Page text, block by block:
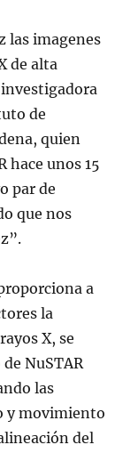
las imagenes
de alta
de
quien
hace unos 15
par de
que nos
a
la
X, se
NuSTAR
las
y movimiento
del